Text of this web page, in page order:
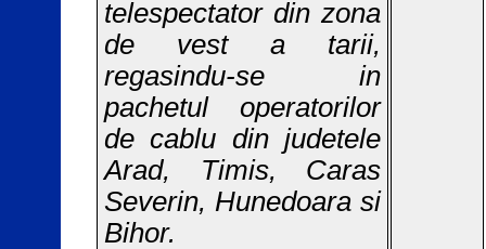
telespectator din zona
de vest a tarii,
regasindu-se in
pachetul operatorilor
de cablu din judetele
Arad, Timis, Caras
Severin, Hunedoara si
Bihor.